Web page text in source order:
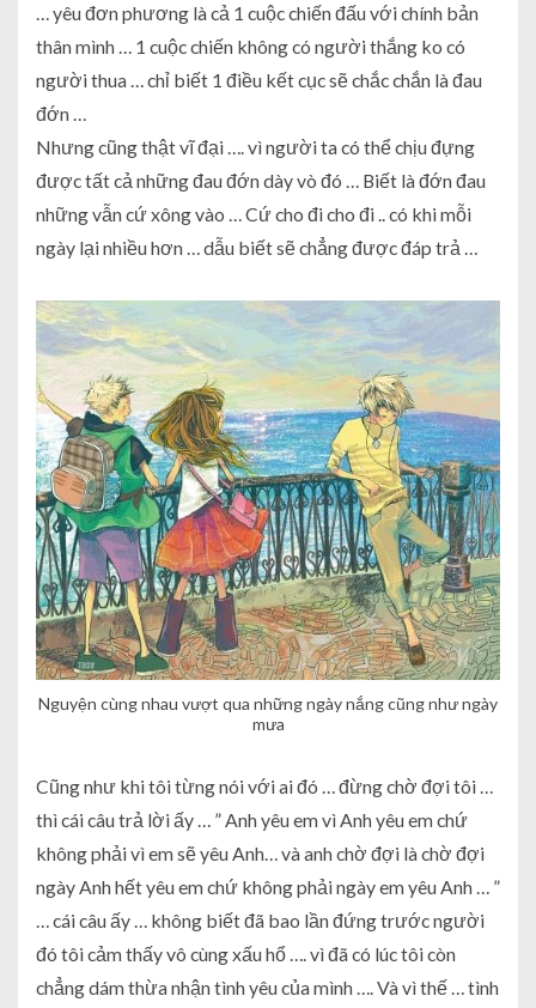
… yêu đơn phương là cả 1 cuộc chiến đấu với chính bản
thân mình … 1 cuộc chiến không có người thắng ko có
người thua … chỉ biết 1 điều kết cục sẽ chắc chắn là đau
đớn …
Nhưng cũng thật vĩ đại …. vì người ta có thể chịu đựng
được tất cả những đau đớn dày vò đó … Biết là đớn đau
những vẫn cứ xông vào … Cứ cho đi cho đi .. có khi mỗi
ngày lại nhiều hơn … dẫu biết sẽ chẳng được đáp trả …
Nguyện cùng nhau vượt qua những ngày nắng cũng như ngày
mưa
Cũng như khi tôi từng nói với ai đó … đừng chờ đợi tôi …
thì cái câu trả lời ấy … ” Anh yêu em vì Anh yêu em chứ
không phải vì em sẽ yêu Anh… và anh chờ đợi là chờ đợi
ngày Anh hết yêu em chứ không phải ngày em yêu Anh … ”
… cái câu ấy … không biết đã bao lần đứng trước người
đó tôi cảm thấy vô cùng xấu hổ …. vì đã có lúc tôi còn
chẳng dám thừa nhận tình yêu của mình …. Và vì thế … tình